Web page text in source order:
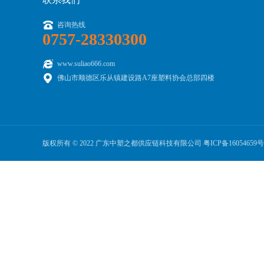
咨询热线
0757-28330300
www.suliao666.com
佛山市顺德区乐从镇建设路A7座塑料协会总部四楼
版权所有 © 2022 广东中塑之都供应链科技有限公司 粤ICP备16054659号